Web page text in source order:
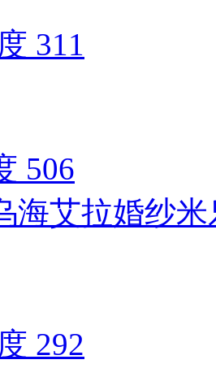
311
506
海艾拉婚纱
292